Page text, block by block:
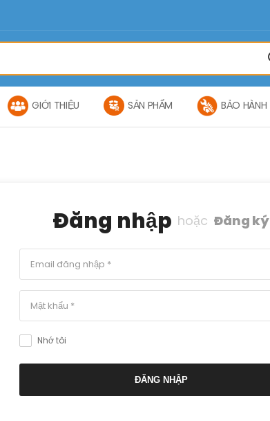
GIỚI THIỆU SẢN PHẨM BẢO HÀNH
Đăng nhập hoặc Đăng ký
Nhớ tôi
ĐĂNG NHẬP